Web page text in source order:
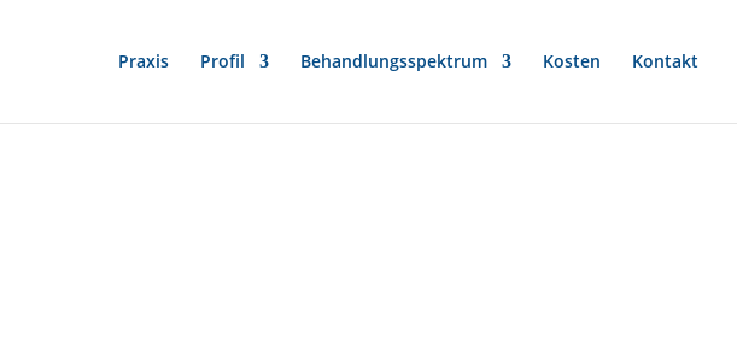
Praxis Profil Behandlungsspektrum Kosten Kontakt